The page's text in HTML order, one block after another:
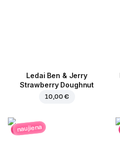
Ledai Ben & Jerry
Strawberry Doughnut
10,00 €
naujiena